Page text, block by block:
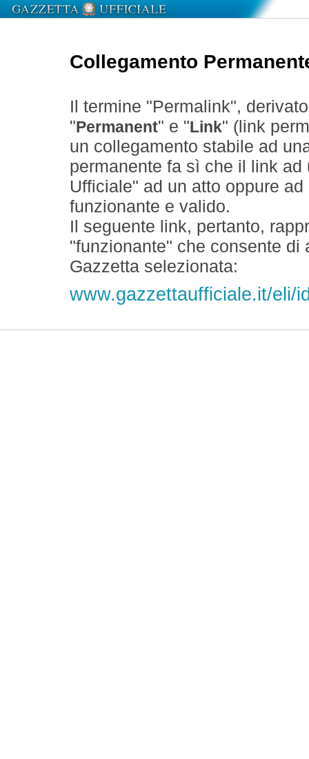
Collegamento
Il termine "Permalink",
" Permanent" e " Link" (link
un collegamento stabile ad
permanente fa sì che il link
Ufficiale" ad un atto oppure
funzionante e valido.
Il seguente link, pertanto,
"funzionante" che consente
Gazzetta selezionata:
www.gazzettaufficiale.it/eli/